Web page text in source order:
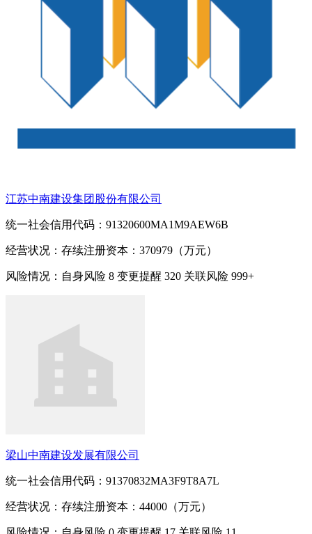
江苏中南建设集团股份有限公司
统一社会信用代码：91320600MA1M9AEW6B
经营状况：存续注册资本：370979（万元）
风险情况：自身风险 8 变更提醒 320 关联风险 999+
梁山中南建设发展有限公司
统一社会信用代码：91370832MA3F9T8A7L
经营状况：存续注册资本：44000（万元）